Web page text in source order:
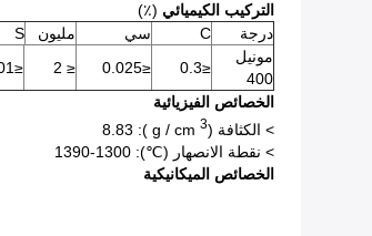
التركيب الكيميائي (٪)
درجة
C سي مليون S
مونيل
400
≤0.3
≤0.025
≤ 2
≤0.01
الخصائص الفيزيائية
> الكثافة (g / cm3
): 8.83
> نقطة الانصهار (℃): 1300-1390
الخصائص الميكانيكية